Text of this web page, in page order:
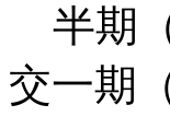
半期
交一期